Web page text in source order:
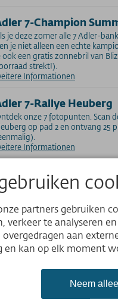
7-Champion
je deze zomer alle 7 Adler-
je niet alleen een echte
ook een gratis zonnebril van
strekt!).
Informationen
7-Rallye Heuberg
onze 7 fotopunten. Scan
op pad 2 en ontvang 25
Informationen
Adler 7-Rallye
onze 7 fotospots. Scan de
(eenmalig).
Informationen
7 Rally Söllereck
Söllereck naast het Berghaus
ontvang 25 punten (eenmalige
weitere Informationen
partners gebruiken
verkeer te analyseren
aan
en kan op elk moment
Neem